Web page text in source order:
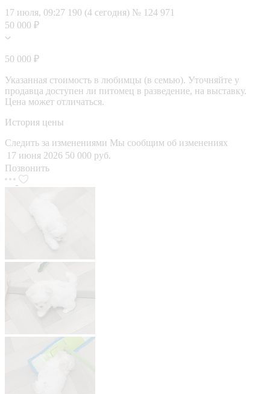
17 июля, 09:27 190 (4 сегодня) № 124 971
50 000 ₽
50 000 ₽
Указанная стоимость в любимцы (в семью). Уточняйте у
продавца доступен ли питомец в разведение, на выставку.
Цена может отличаться.
История цены
Следить за изменениями Мы сообщим об изменениях
17 июня 2026 50 000 руб.
Позвонить